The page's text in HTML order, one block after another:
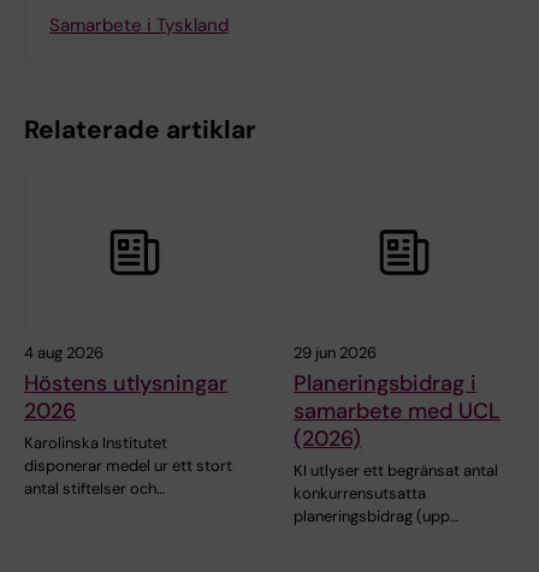
Samarbete i Tyskland
Relaterade artiklar
4 aug 2026
Höstens utlysningar
2026
Karolinska Institutet
disponerar medel ur ett stort
antal stiftelser och…
29 jun 2026
Planeringsbidrag i
samarbete med UCL
(2026)
KI utlyser ett begränsat antal
konkurrensutsatta
planeringsbidrag (upp…